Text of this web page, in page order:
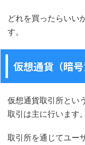
どれを買ったらいい
す。
仮想通貨（暗
仮想通貨取引所とい
取引は主に行います。
取引所を通じてユー